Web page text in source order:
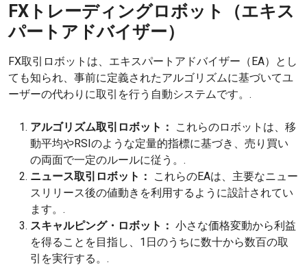
FXトレーディングロボット（エキス
パートアドバイザー）
FX取引ロボットは、エキスパートアドバイザー（EA）とし
ても知られ、事前に定義されたアルゴリズムに基づいてユ
ーザーの代わりに取引を行う自動システムです。.
アルゴリズム取引ロボット：
これらのロボットは、移
動平均やRSIのような定量的指標に基づき、売り買い
の両面で一定のルールに従う。.
ニュース取引ロボット：
これらのEAは、主要なニュー
スリリース後の値動きを利用するように設計されてい
ます。.
スキャルピング・ロボット： 小さな価格変動から利益
を得ることを目指し、1日のうちに数十から数百の取
引を実行する。.